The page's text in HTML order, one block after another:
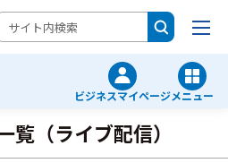
ビジネスマイページメニュー
覧（ライブ配信）